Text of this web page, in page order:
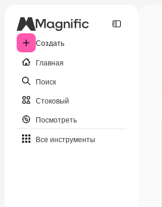
Создать
Главная
Поиск
Стоковый
Посмотреть
Все инструменты